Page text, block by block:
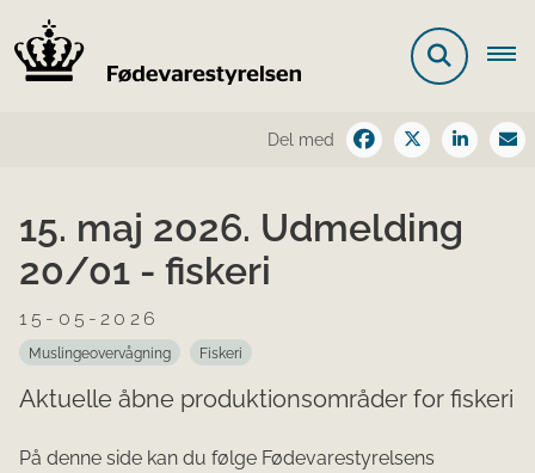
Del med
15. maj 2026. Udmelding
20/01 - fiskeri
15-05-2026
Muslingeovervågning Fiskeri
Aktuelle åbne produktionsområder for fiskeri
På denne side kan du følge Fødevarestyrelsens